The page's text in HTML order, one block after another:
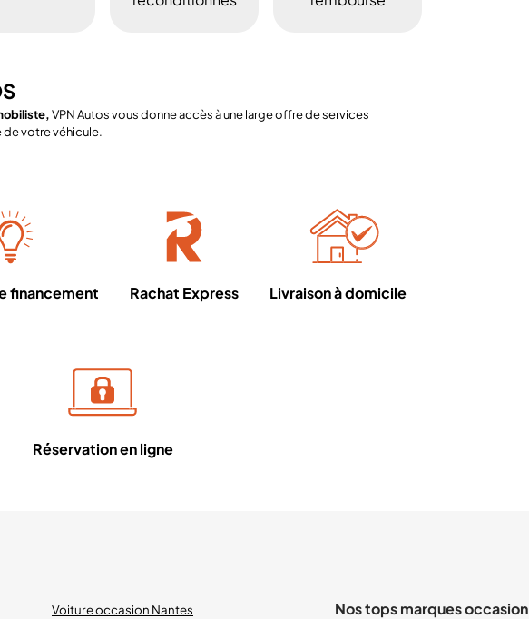
VPN Autos vous donne accès à une large offre de services
votre véhicule.
financement Rachat Express Livraison à domicile
Réservation en ligne
Voiture occasion Nantes
Nos tops marques occasion